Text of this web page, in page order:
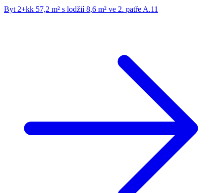
Byt 2+kk 57,2 m² s lodžií 8,6 m² ve 2. patře A.11